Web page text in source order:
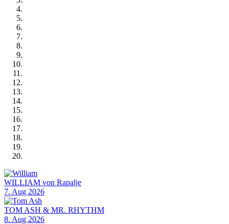
WILLIAM von Rapalje
7. Aug 2026
TOM ASH & MR. RHYTHM
8. Aug 2026